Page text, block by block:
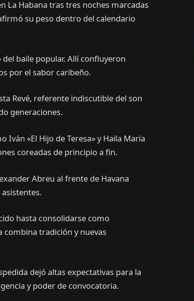
La Habana tras tres noches marcadas
su peso dentro del calendario
baile popular. Allí confluyeron
por el sabor caribeño.
Revé, referente indiscutible del son
generaciones.
Iván «El Hijo de Teresa» y Haila Maria
coreadas de principio a fin.
Abreu al frente de Havana
hasta consolidarse como
combina tradición y nuevas
dejó altas expectativas para la
y poder de convocatoria.